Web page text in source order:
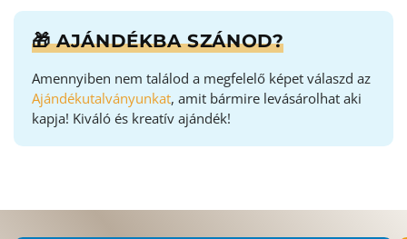
🎁 AJÁNDÉKBA SZÁNOD?
Amennyiben nem találod a megfelelő képet válaszd az
Ajándékutalványunkat, amit bármire levásárolhat aki
kapja! Kiváló és kreatív ajándék!